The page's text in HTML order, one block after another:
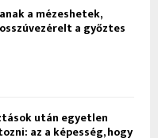
a mézeshetek,
a győztes
után egyetlen
az a képesség, hogy